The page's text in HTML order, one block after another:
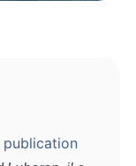
publication